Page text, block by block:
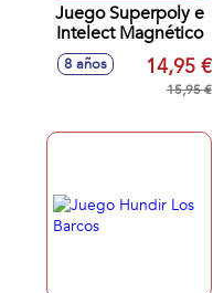
Juego Superpoly e
Intelect Magnético
8 años 14,95 €
15,95 €